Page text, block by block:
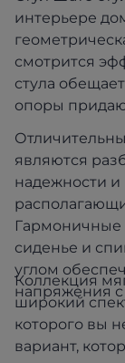
интерьере
смотрится
стула
опоры
являются
надежности
Гармоничные
сиденье и
углом
напряжения с
Коллекция
широкий
которого вы
вариант,